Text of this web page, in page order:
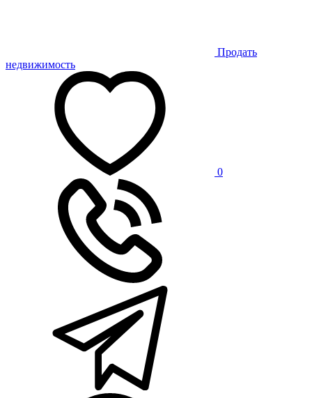
Продать
недвижимость
0